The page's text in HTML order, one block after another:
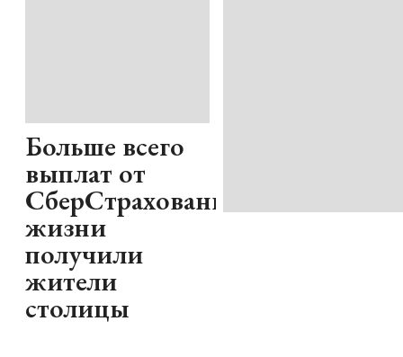
Больше всего
выплат от
СберСтрахование
жизни
получили
жители
столицы